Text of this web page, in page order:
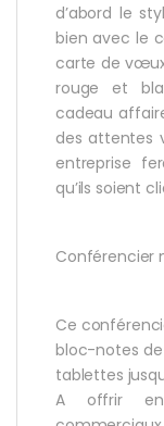
d’abord le
bien avec le
carte de
rouge et
cadeau
des attentes
entreprise
qu’ils soient
Conférencier
Ce
bloc-notes de
tablettes
A offrir en